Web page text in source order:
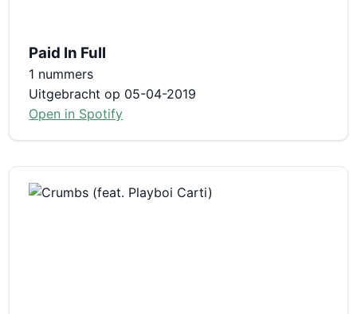
Paid In Full
1 nummers
Uitgebracht op 05-04-2019
Open in Spotify